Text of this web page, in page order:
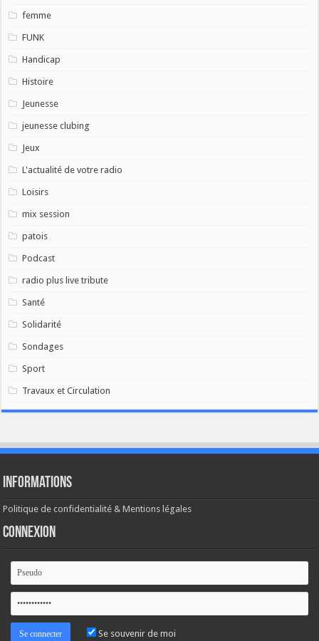
femme
FUNK
Handicap
Histoire
Jeunesse
jeunesse clubing
Jeux
L'actualité de votre radio
Loisirs
mix session
patois
Podcast
radio plus live tribute
Santé
Solidarité
Sondages
Sport
Travaux et Circulation
Informations
Politique de confidentialité & Mentions légales
Connexion
Se souvenir de moi